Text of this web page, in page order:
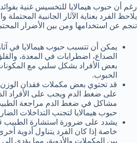
رغم أن حبوب هيمالايا للتخسيس غنية
يلاحظ الفرد بعناية الآثار الجانبية المحتملة
تنجم عن استخدامها ومن بين الأضرار
يمكن أن تتسبب حبوب هيمالايا في
الصداع، اضطرابات في المعدة،
بعض الأفراد بشكل سلبي مع
الحبوب.
قد تحتوي بعض مكملات فقدان الوزن
على ضغط الدم ويجب على الأفراد
مشاكل في ضغط الدم مراجعة
حبوب هيمالايا لتجنب التداخلات
يشدد على ضرورة استشارة الطبيب
خاصة إذا كان الفرد يتناول أدوية
بين المكملات والأدوية، مما يؤدي